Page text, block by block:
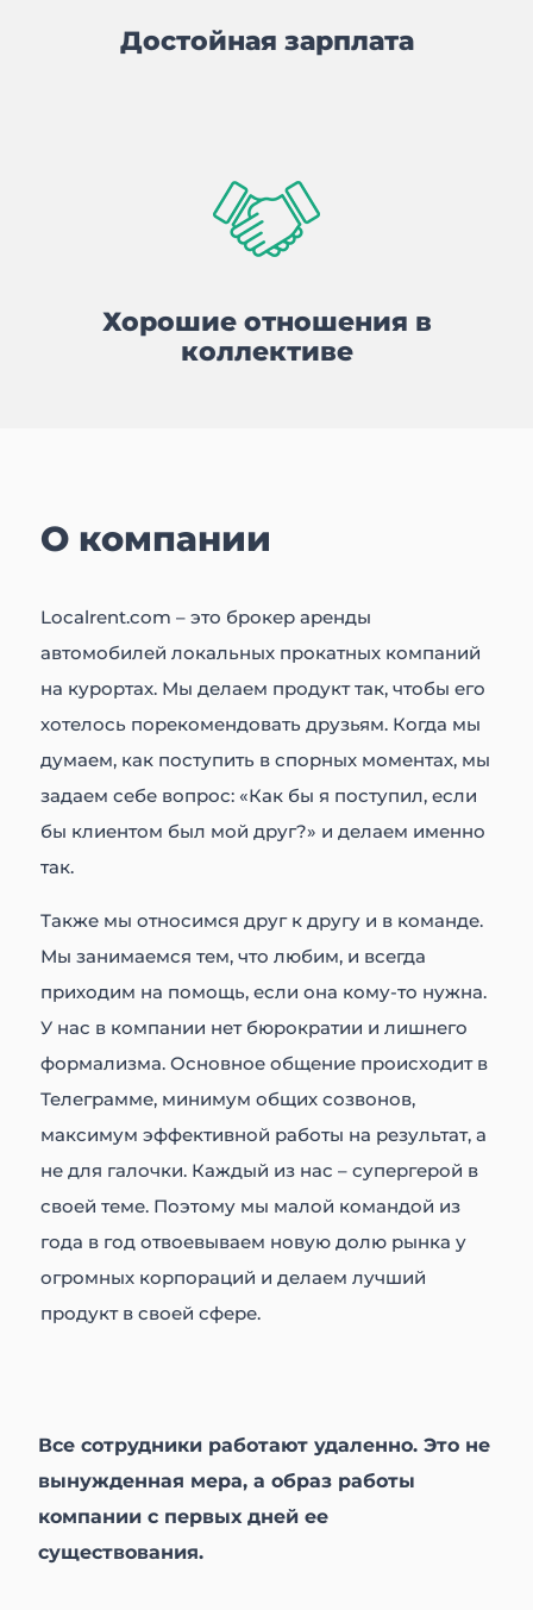
Достойная зарплата
Хорошие отношения в
коллективе
О компании
Localrent.com – это брокер аренды
автомобилей локальных прокатных компаний
на курортах. Мы делаем продукт так, чтобы его
хотелось порекомендовать друзьям. Когда мы
думаем, как поступить в спорных моментах, мы
задаем себе вопрос: «Как бы я поступил, если
бы клиентом был мой друг?» и делаем именно
так.
Также мы относимся друг к другу и в команде.
Мы занимаемся тем, что любим, и всегда
приходим на помощь, если она кому-то нужна.
У нас в компании нет бюрократии и лишнего
формализма. Основное общение происходит в
Телеграмме, минимум общих созвонов,
максимум эффективной работы на результат, а
не для галочки. Каждый из нас – супергерой в
своей теме. Поэтому мы малой командой из
года в год отвоевываем новую долю рынка у
огромных корпораций и делаем лучший
продукт в своей сфере.
Все сотрудники работают удаленно. Это не
вынужденная мера, а образ работы
компании с первых дней ее
существования.